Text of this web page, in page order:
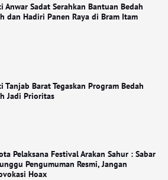
Anwar Sadat Serahkan Bantuan Bedah
dan Hadiri Panen Raya di Bram Itam
Tanjab Barat Tegaskan Program Bedah
Jadi Prioritas
Pelaksana Festival Arakan Sahur : Sabar
Pengumuman Resmi, Jangan
Hoax